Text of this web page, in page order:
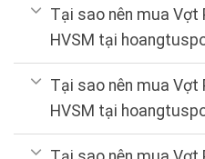
Tại sao nên mua Vợt
HVSM tại
Tại sao nên mua Vợt
HVSM tại